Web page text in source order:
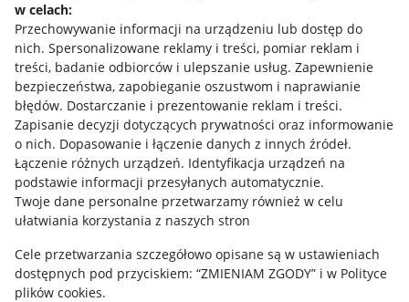
w celach:
Przechowywanie informacji na urządzeniu lub dostęp do
nich. Spersonalizowane reklamy i treści, pomiar reklam i
treści, badanie odbiorców i ulepszanie usług. Zapewnienie
bezpieczeństwa, zapobieganie oszustwom i naprawianie
błędów. Dostarczanie i prezentowanie reklam i treści.
Zapisanie decyzji dotyczących prywatności oraz informowanie
o nich. Dopasowanie i łączenie danych z innych źródeł.
Łączenie różnych urządzeń. Identyfikacja urządzeń na
podstawie informacji przesyłanych automatycznie.
Twoje dane personalne przetwarzamy również w celu
ułatwiania korzystania z naszych stron
Cele przetwarzania szczegółowo opisane są w ustawieniach
dostępnych pod przyciskiem: “ZMIENIAM ZGODY” i w Polityce
plików cookies.
Allegro Gadane dla sprzedających
Allegro Gadane dla kupujących
Mapa miejscowości
Informacje prawne
Regulamin
Polityka plików "cookies"
Ustawienia plików "cookies"
Udostępnianie lokalizacji
Informacje dla Aktu o Usługach Cyfrowych